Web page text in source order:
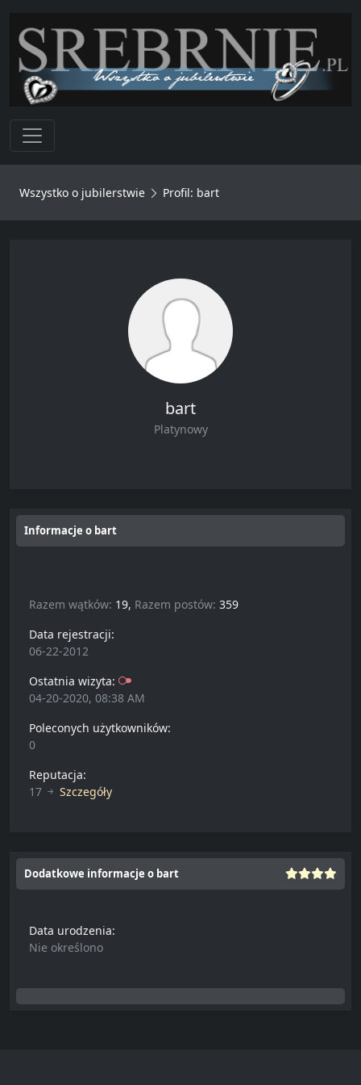
Toggle navigation
Wszystko o jubilerstwie Profil: bart
bart
Platynowy
Informacje o bart
Razem wątków: 19, Razem postów: 359
Data rejestracji:
06-22-2012
Ostatnia wizyta:
04-20-2020, 08:38 AM
Poleconych użytkowników:
0
Reputacja:
17
Szczegóły
Dodatkowe informacje o bart
Data urodzenia:
Nie określono